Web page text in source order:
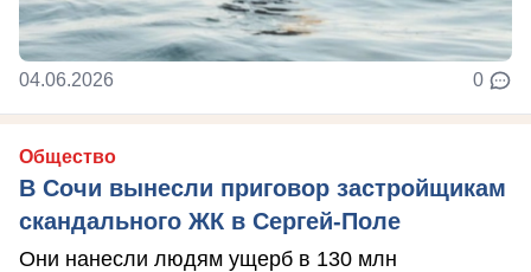
04.06.2026 0
Общество
В Сочи вынесли приговор застройщикам
скандального ЖК в Сергей-Поле
Они нанесли людям ущерб в 130 млн